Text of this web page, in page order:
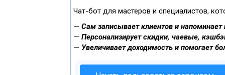
Чат-бот для мастеров и специалистов,
— Сам записывает клиентов и напоминает
— Персонализирует скидки, чаевые,
— Увеличивает доходимость и помогает